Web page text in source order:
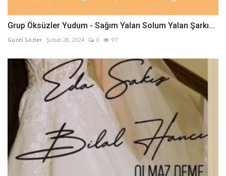
Grup Öksüzler Yudum - Sağım Yalan Solum Yalan Şarkı...
Güzel Sözler Şubat 28, 2024 0 97